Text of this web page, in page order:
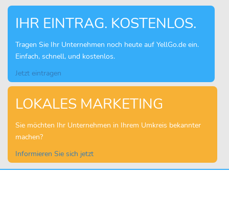
IHR EINTRAG. KOSTENLOS.
Tragen Sie Ihr Unternehmen noch heute auf YellGo.de ein.
Einfach, schnell, und kostenlos.
Jetzt eintragen
LOKALES MARKETING
Sie möchten Ihr Unternehmen in Ihrem Umkreis bekannter
machen?
Informieren Sie sich jetzt